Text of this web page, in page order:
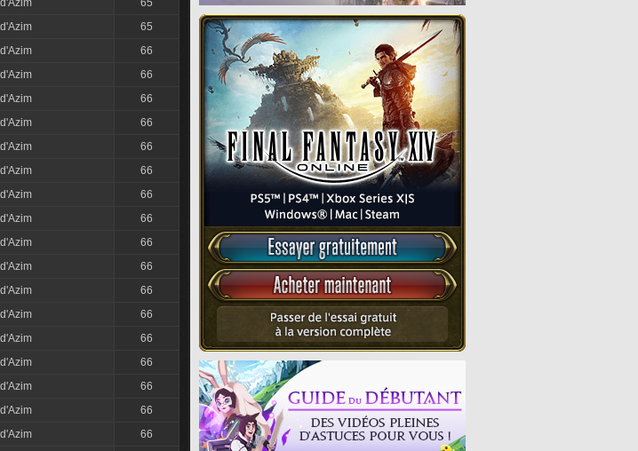
65
65
66
66
66
66
66
66
66
66
66
66
66
66
66
66
66
66
66